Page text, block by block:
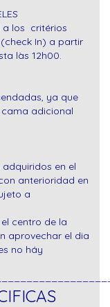
a los critérios
In) a partir
làs 12h00.
ya que
adicional
en el
anterioridad en
a
centro de la
aprovechar el dia
no háy